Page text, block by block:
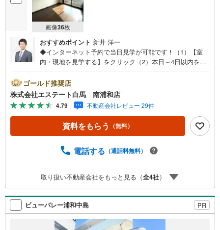
画像36枚
おすすめポイント 新井 洋一
◆インターネット予約で当日見学が可能です！（1）【室
内・現地を見学する】をクリック（2）本日～4日以内をご
ください。◆10:00～21:00はお電話でのお問い合わせがス
ムーズです。●総戸数192戸のビックコミュニティ●人気の
対面キッチン●南西向き3LDK【Yahoo！ 不動産キャンペー
ン対象店舗です】 当店で物件を成約するとPayPayボーナ
スをプレゼント！◆エステート白馬の5大サポート◆1.FP
相談サポート社外のファイナンシャルプランナーと資金相
宅は半年の設備修理サービスが無料で付帯3.注文住宅「白
のご提案可能4.見学時、建築士同行サービス目視検査やリ
フォーム費用をお伝えするなどの無料サービス5.お引渡し
後もしっかりサポートCSサポート室がお引渡し後のお悩み
もしっかりサポートします
ゴールド推奨店
株式会社エステート白馬 南浦和店
4.79 不動産会社レビュー 29件
資料をもらう （無料）
電話する （通話料無料）
取り扱い不動産会社をもっと見る（全4社）
ビューパレー浦和中島 PR